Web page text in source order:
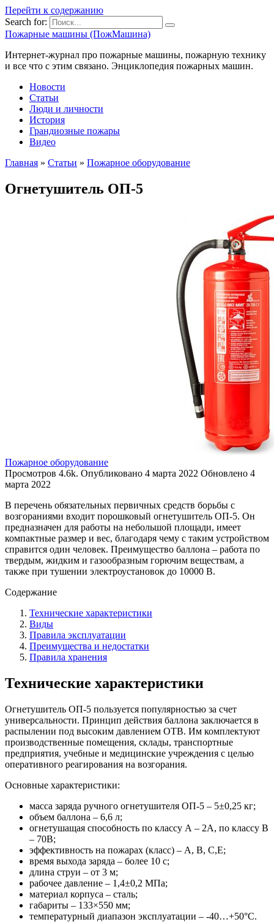
Перейти к содержанию
Search for:
Пожарные машины (ПожМашина)
Интернет-журнал про пожарные машины, пожарную технику
и все что с этим связано. Энциклопедия пожарных машин.
Новости
Статьи
Люди и личности
История
Грандиозные пожары
Видео
Главная » Статьи » Пожарное оборудование
Огнетушитель ОП-5
Пожарное оборудование
Просмотров 4.6k. Опубликовано 4 марта 2022 Обновлено 4
марта 2022
В перечень обязательных первичных средств борьбы с
возгораниями входит порошковый огнетушитель ОП-5. Он
предназначен для работы на небольшой площади, имеет
компактные размер и вес, благодаря чему с таким устройством
справится один человек. Преимущество баллона – работа по
твердым, жидким и газообразным горючим веществам, а
также при тушении электроустановок до 10000 В.
Содержание
Технические характеристики
Виды
Правила эксплуатации
Преимущества и недостатки
Правила хранения
Технические характеристики
Огнетушитель ОП-5 пользуется популярностью за счет
универсальности. Принцип действия баллона заключается в
распылении под высоким давлением ОТВ. Им комплектуют
производственные помещения, склады, транспортные
предприятия, учебные и медицинские учреждения с целью
оперативного реагирования на возгорания.
Основные характеристики:
масса заряда ручного огнетушителя ОП-5 – 5±0,25 кг;
объем баллона – 6,6 л;
огнетушащая способность по классу А – 2А, по классу В
– 70В;
эффективность на пожарах (класс) – А, В, С,Е;
время выхода заряда – более 10 с;
длина струи – от 3 м;
рабочее давление – 1,4±0,2 МПа;
материал корпуса – сталь;
габариты – 133×550 мм;
температурный диапазон эксплуатации – -40…+50°С.